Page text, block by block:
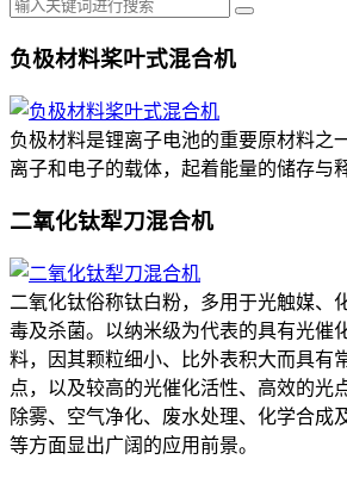
负极材料桨叶式混合机
负极材料是锂离子电池的重要原材料之
离子和电子的载体，起着能量的储存与
二氧化钛犁刀混合机
二氧化钛俗称钛白粉，多用于光触媒、
毒及杀菌。以纳米级为代表的具有光催
料，因其颗粒细小、比外表积大而具有
点，以及较高的光催化活性、高效的光
除雾、空气净化、废水处理、化学合成
等方面显出广阔的应用前景。